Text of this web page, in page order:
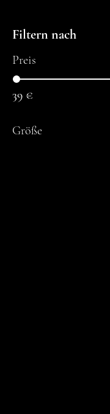
Filtern nach
Preis
39 €
Größe